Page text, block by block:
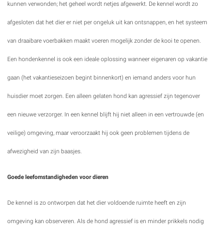
kunnen verwonden; het geheel wordt netjes afgewerkt. De kennel wordt zo
afgesloten dat het dier er niet per ongeluk uit kan ontsnappen, en het systeem
van draaibare voerbakken maakt voeren mogelijk zonder de kooi te openen.
Een hondenkennel is ook een ideale oplossing wanneer eigenaren op vakantie
gaan (het vakantieseizoen begint binnenkort) en iemand anders voor hun
huisdier moet zorgen. Een alleen gelaten hond kan agressief zijn tegenover
een nieuwe verzorger. In een kennel blijft hij niet alleen in een vertrouwde (en
veilige) omgeving, maar veroorzaakt hij ook geen problemen tijdens de
afwezigheid van zijn baasjes.
Goede leefomstandigheden voor dieren
De kennel is zo ontworpen dat het dier voldoende ruimte heeft en zijn
omgeving kan observeren. Als de hond agressief is en minder prikkels nodig